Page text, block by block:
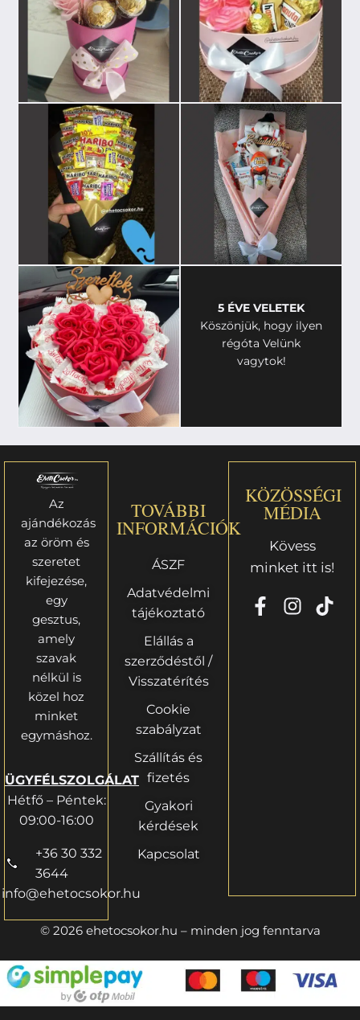
5 ÉVE VELETEK
Köszönjük, hogy ilyen
régóta Velünk
vagytok!
Az
ajándékozás
az öröm és
szeretet
kifejezése,
egy
gesztus,
amely
szavak
nélkül is
közel hoz
minket
egymáshoz.
ÜGYFÉLSZOLGÁLAT
Hétfő – Péntek:
09:00-16:00
+36 30 332
3644
info@ehetocsokor.hu
TOVÁBBI
INFORMÁCIÓK
ÁSZF
Adatvédelmi
tájékoztató
Elállás a
szerződéstől /
Visszatérítés
Cookie
szabályzat
Szállítás és
fizetés
Gyakori
kérdések
Kapcsolat
KÖZÖSSÉGI
MÉDIA
Kövess
minket itt is!
© 2026 ehetocsokor.hu – minden jog fenntarva